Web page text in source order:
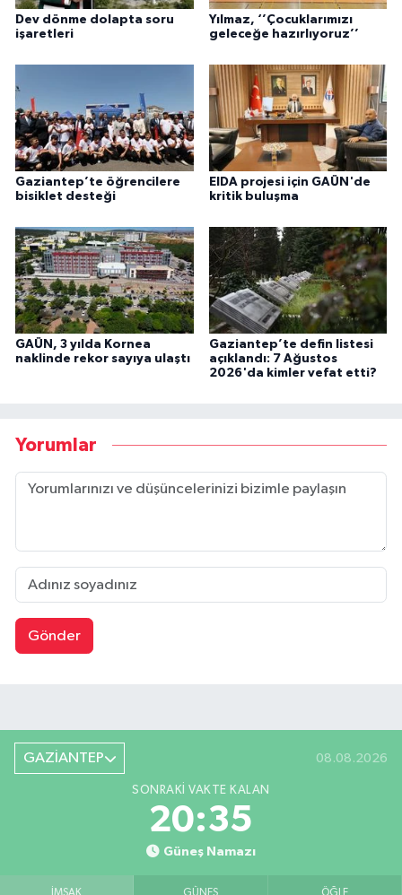
Dev dönme dolapta soru
işaretleri
Yılmaz, ‘’Çocuklarımızı
geleceğe hazırlıyoruz’’
Gaziantep’te öğrencilere
bisiklet desteği
EIDA projesi için GAÜN'de
kritik buluşma
GAÜN, 3 yılda Kornea
naklinde rekor sayıya ulaştı
Gaziantep’te defin listesi
açıklandı: 7 Ağustos
2026'da kimler vefat etti?
Yorumlar
Gönder
GAZİANTEP 08.08.2026
SONRAKI VAKTE KALAN
20:35
Güneş Namazı